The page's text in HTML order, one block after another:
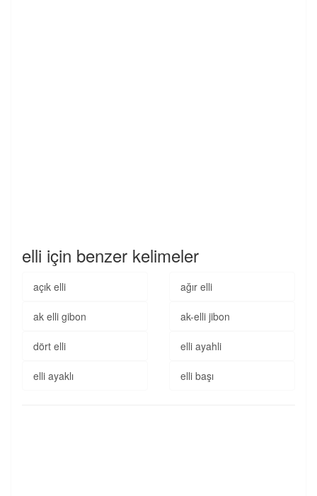
elli için benzer kelimeler
açık elli ağır elli
ak elli gibon ak-elli jibon
dört elli elli ayahli
elli ayaklı elli başı